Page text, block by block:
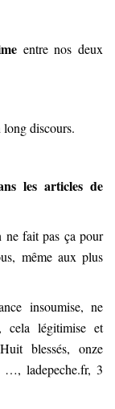
entre nos deux
long discours.
les articles de
fait pas ça pour
même aux plus
insoumise, ne
cela légitimise et
blessés, onze
…, ladepeche.fr, 3